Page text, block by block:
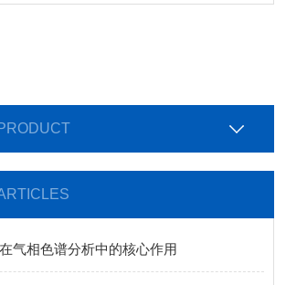
PRODUCT
气相色谱分析中的核心作用